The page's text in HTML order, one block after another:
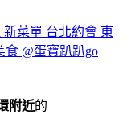
菜單 台北約會 東
@蛋寶趴趴go
附近的